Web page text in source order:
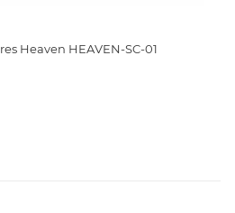
Heaven HEAVEN-SC-01